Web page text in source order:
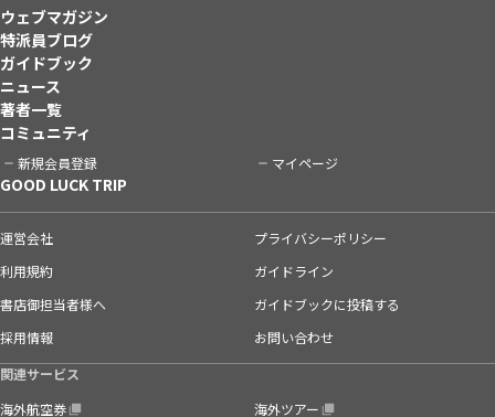
ウェブマガジン
特派員ブログ
ガイドブック
ニュース
著者一覧
コミュニティ
新規会員登録 マイページ
GOOD LUCK TRIP
運営会社
プライバシーポリシー
利用規約
ガイドライン
書店御担当者様へ
ガイドブックに投稿する
採用情報
お問い合わせ
関連サービス
海外航空券
海外ツアー